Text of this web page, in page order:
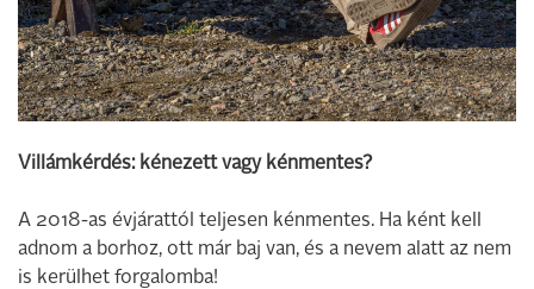
Villámkérdés: kénezett vagy kénmentes?
A 2018-as évjárattól teljesen kénmentes. Ha ként kell
adnom a borhoz, ott már baj van, és a nevem alatt az nem
is kerülhet forgalomba!